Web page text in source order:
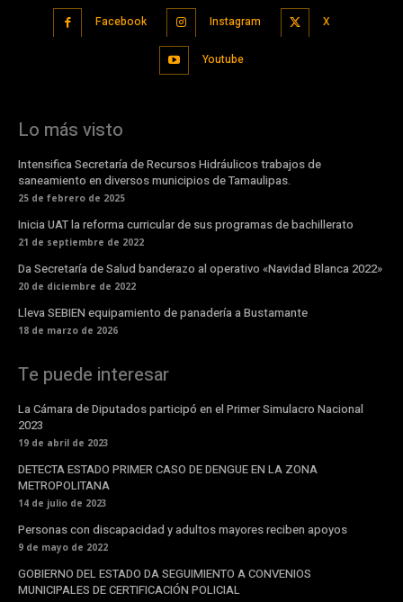
Facebook Instagram X
Youtube
Lo más visto
Intensifica Secretaría de Recursos Hidráulicos trabajos de
saneamiento en diversos municipios de Tamaulipas.
25 de febrero de 2025
Inicia UAT la reforma curricular de sus programas de bachillerato
21 de septiembre de 2022
Da Secretaría de Salud banderazo al operativo «Navidad Blanca 2022»
20 de diciembre de 2022
Lleva SEBIEN equipamiento de panadería a Bustamante
18 de marzo de 2026
Te puede interesar
La Cámara de Diputados participó en el Primer Simulacro Nacional
2023
19 de abril de 2023
DETECTA ESTADO PRIMER CASO DE DENGUE EN LA ZONA
METROPOLITANA
14 de julio de 2023
Personas con discapacidad y adultos mayores reciben apoyos
9 de mayo de 2022
GOBIERNO DEL ESTADO DA SEGUIMIENTO A CONVENIOS
MUNICIPALES DE CERTIFICACIÓN POLICIAL